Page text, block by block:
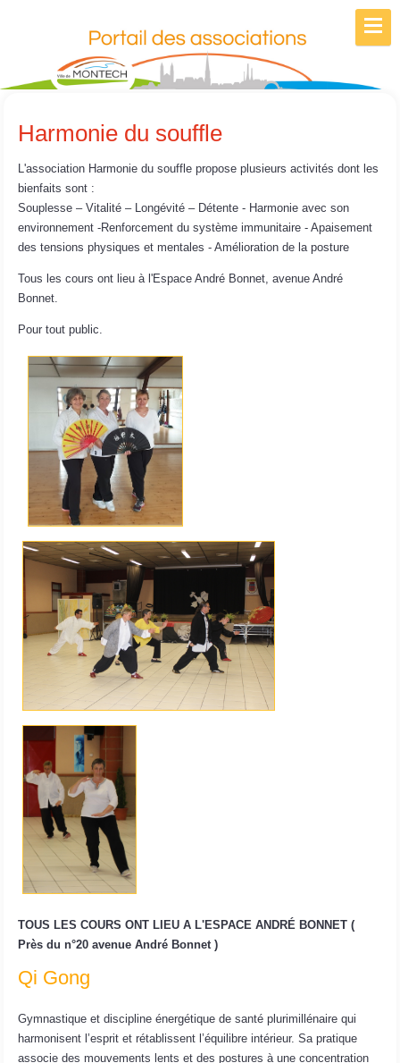
Harmonie du souffle
L'association Harmonie du souffle propose plusieurs activités dont les
bienfaits sont :
Souplesse – Vitalité – Longévité – Détente - Harmonie avec son
environnement -Renforcement du système immunitaire - Apaisement
des tensions physiques et mentales - Amélioration de la posture
Tous les cours ont lieu à l'Espace André Bonnet, avenue André
Bonnet.
Pour tout public.
TOUS LES COURS ONT LIEU A L'ESPACE ANDRÉ BONNET (
Près du n°20 avenue André Bonnet )
Qi Gong
Gymnastique et discipline énergétique de santé plurimillénaire qui
harmonisent l’esprit et rétablissent l’équilibre intérieur. Sa pratique
associe des mouvements lents et des postures à une concentration